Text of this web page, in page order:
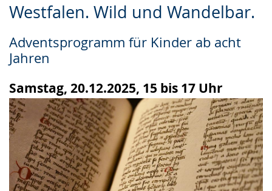
Westfalen. Wild und Wandelbar.
Adventsprogramm für Kinder ab acht
Jahren
Samstag, 20.12.2025, 15 bis 17 Uhr
Leichten
wechseln.
Audio-
Video
Deutscher
Gebärdensprache
wird
angezeigt.